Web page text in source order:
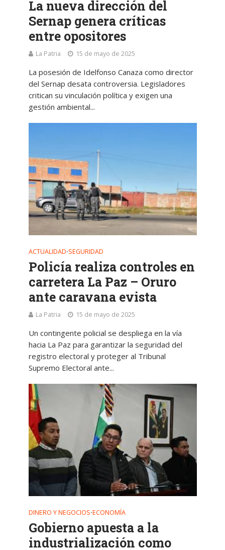
La nueva dirección del
Sernap genera críticas
entre opositores
La Patria 15 de mayo de 2025
La posesión de Idelfonso Canaza como director
del Sernap desata controversia. Legisladores
critican su vinculación política y exigen una
gestión ambiental...
ACTUALIDAD•SEGURIDAD
Policía realiza controles en
carretera La Paz – Oruro
ante caravana evista
La Patria 15 de mayo de 2025
Un contingente policial se despliega en la vía
hacia La Paz para garantizar la seguridad del
registro electoral y proteger al Tribunal
Supremo Electoral ante...
DINERO Y NEGOCIOS•ECONOMÍA
Gobierno apuesta a la
industrialización como